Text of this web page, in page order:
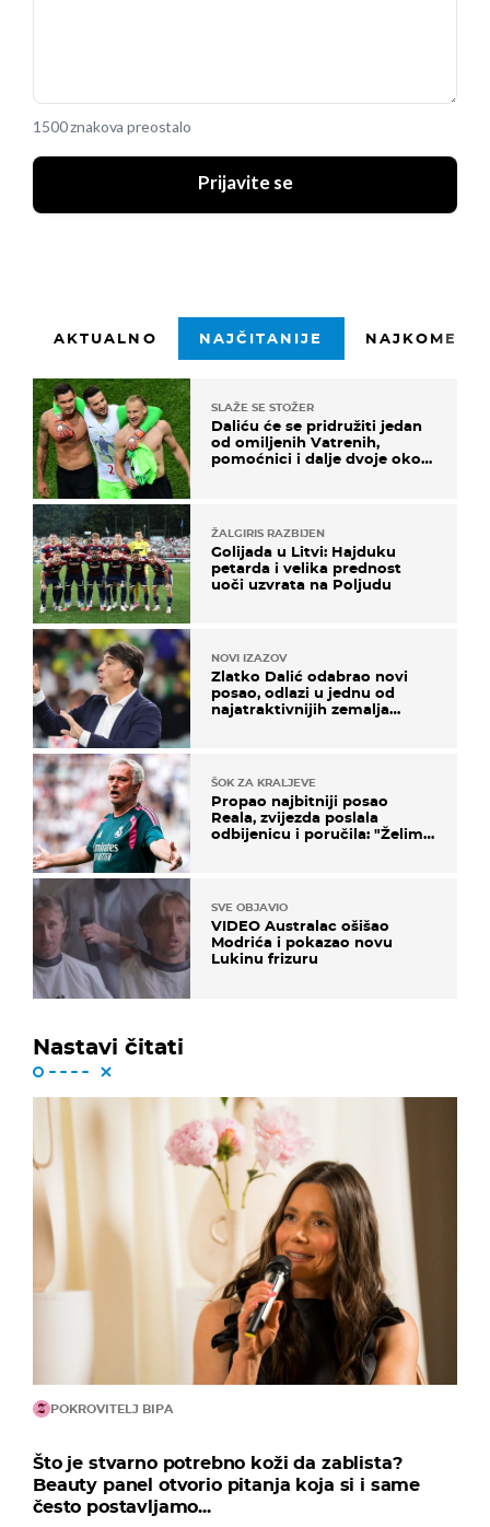
1500 znakova preostalo
Prijavite se
AKTUALNO NAJČITANIJE
SLAŽE SE STOŽER
Daliću će se pridružiti jedan
od omiljenih Vatrenih,
pomoćnici i dalje dvoje oko
ŽALGIRIS RAZBIJEN
Golijada u Litvi: Hajduku
petarda i velika prednost
uoči uzvrata na Poljudu
NOVI IZAZOV
Zlatko Dalić odabrao novi
posao, odlazi u jednu od
najatraktivnijih zemalja
ŠOK ZA KRALJEVE
Propao najbitniji posao
Reala, zvijezda poslala
odbijenicu i poručila: "Želim
SVE OBJAVIO
VIDEO Australac ošišao
Modrića i pokazao novu
Lukinu frizuru
Nastavi čitati
POKROVITELJ BIPA
Što je stvarno potrebno koži da zablista?
Beauty panel otvorio pitanja koja si i same
često postavljamo...